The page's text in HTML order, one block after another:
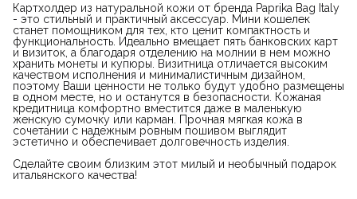
Картхолдер из натуральной кожи от бренда Paprika Bag Italy
- это стильный и практичный аксессуар. Мини кошелек
станет помощником для тех, кто ценит компактность и
функциональность. Идеально вмещает пять банковских карт
и визиток, а благодаря отделению на молнии в нем можно
хранить монеты и купюры. Визитница отличается высоким
качеством исполнения и минималистичным дизайном,
поэтому Ваши ценности не только будут удобно размещены
в одном месте, но и останутся в безопасности. Кожаная
кредитница комфортно вместится даже в маленькую
женскую сумочку или карман. Прочная мягкая кожа в
сочетании с надежным ровным пошивом выглядит
эстетично и обеспечивает долговечность изделия.
Сделайте своим близким этот милый и необычный подарок
итальянского качества!